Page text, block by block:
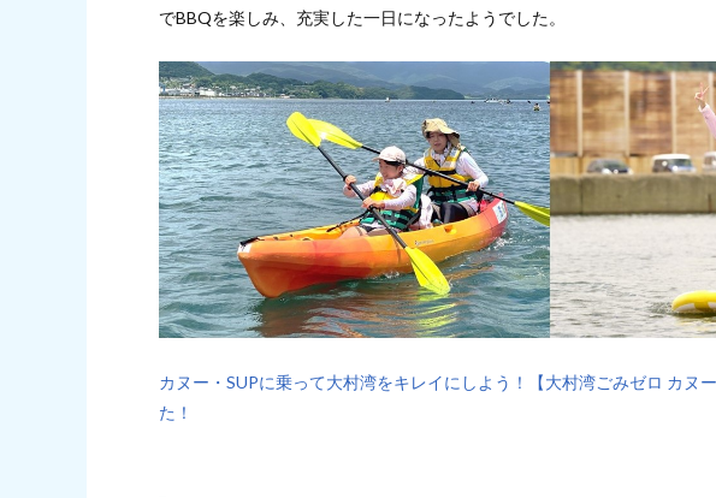
でBBQを楽しみ、充実した一日になったようでした。
カヌー・SUPに乗って大村湾をキレイにしよう！【大村湾ごみゼロ カヌ
た！